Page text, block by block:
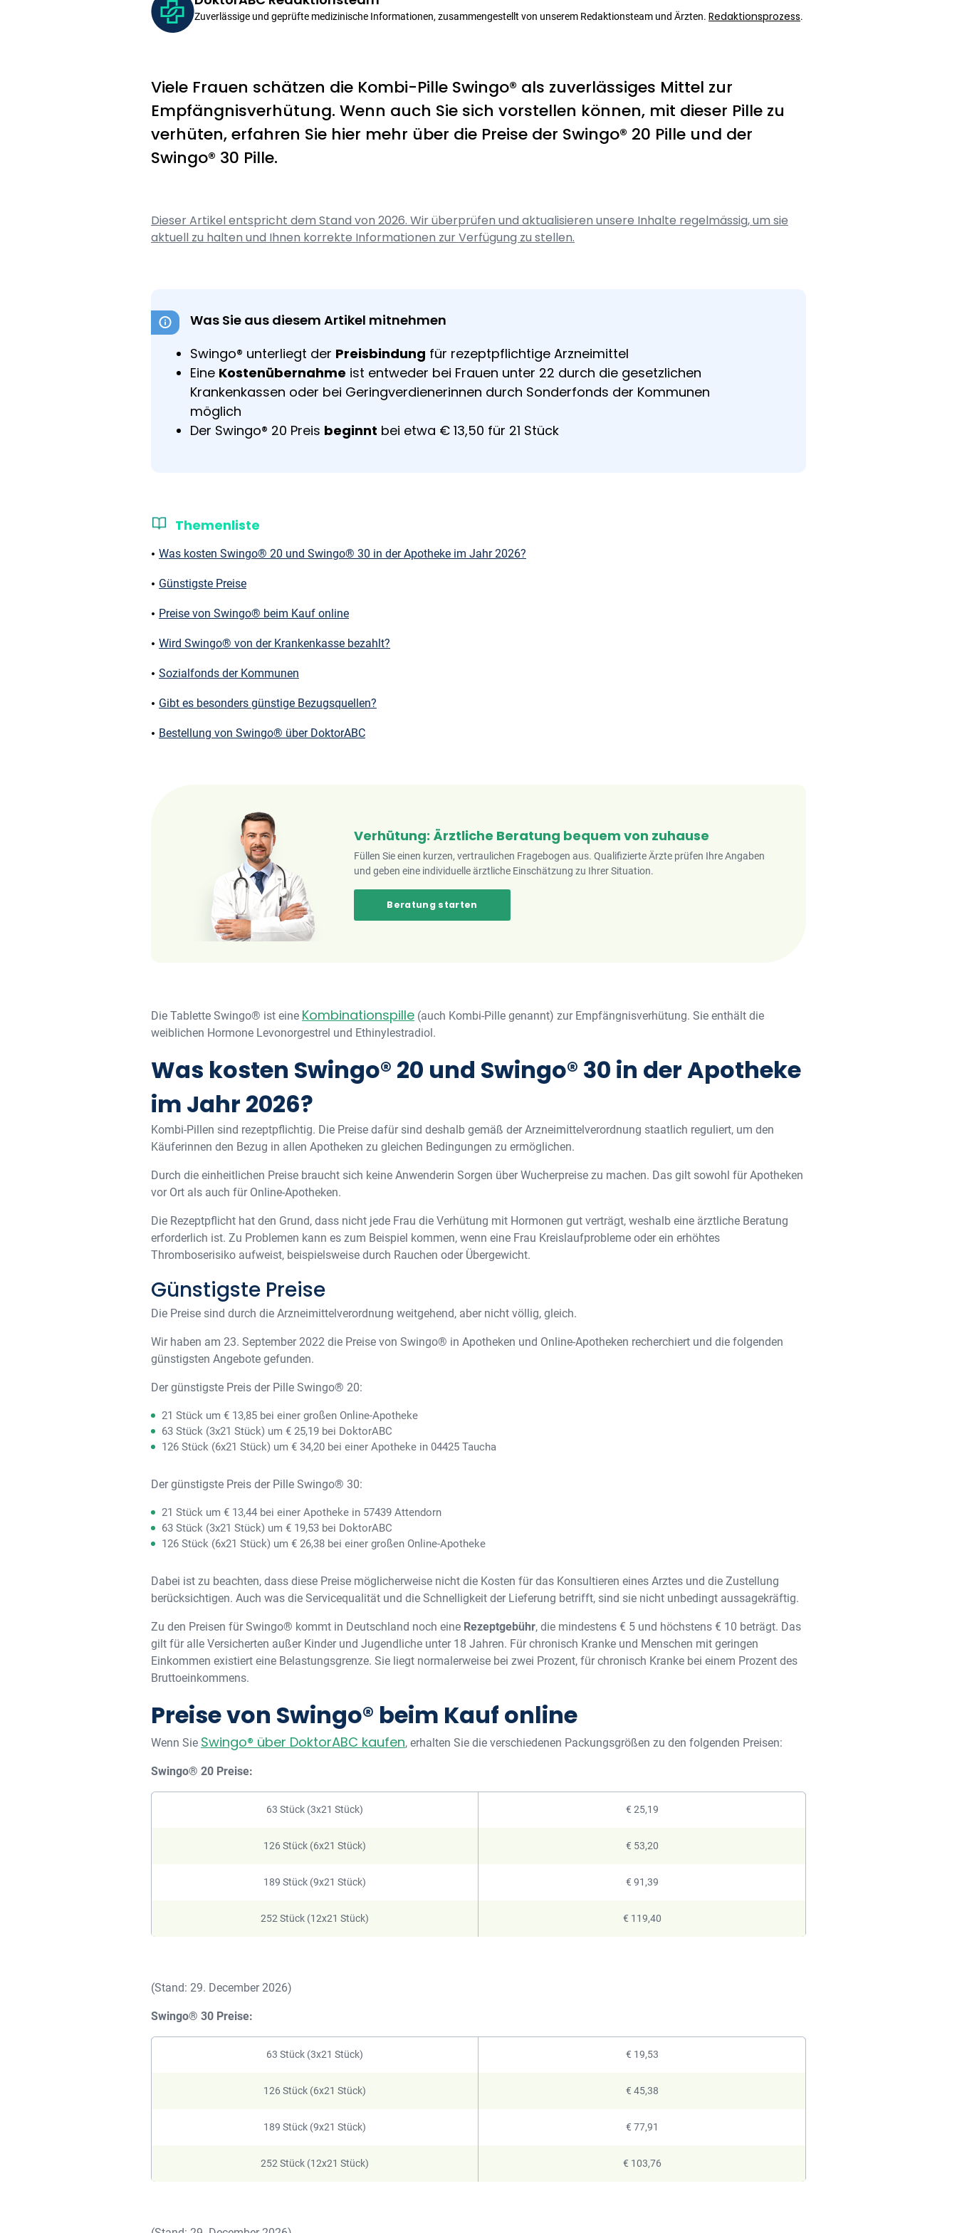
Zuverlässige und geprüfte medizinische Informationen, zusammengestellt von unserem Redaktionsteam und Ärzten. Redaktionsprozess.
Viele Frauen schätzen die Kombi-Pille Swingo® als zuverlässiges Mittel zur
Empfängnisverhütung. Wenn auch Sie sich vorstellen können, mit dieser Pille zu
verhüten, erfahren Sie hier mehr über die Preise der Swingo® 20 Pille und der
Swingo® 30 Pille.
Dieser Artikel entspricht dem Stand von 2026. Wir überprüfen und aktualisieren unsere Inhalte regelmässig, um sie
aktuell zu halten und Ihnen korrekte Informationen zur Verfügung zu stellen.
Was Sie aus diesem Artikel mitnehmen
Swingo® unterliegt der Preisbindung für rezeptpflichtige Arzneimittel
Eine Kostenübernahme ist entweder bei Frauen unter 22 durch die gesetzlichen
Krankenkassen oder bei Geringverdienerinnen durch Sonderfonds der Kommunen
möglich
Der Swingo® 20 Preis beginnt bei etwa € 13,50 für 21 Stück
Themenliste
Was kosten Swingo® 20 und Swingo® 30 in der Apotheke im Jahr 2026?
Günstigste Preise
Preise von Swingo® beim Kauf online
Wird Swingo® von der Krankenkasse bezahlt?
Sozialfonds der Kommunen
Gibt es besonders günstige Bezugsquellen?
Bestellung von Swingo® über DoktorABC
Verhütung: Ärztliche Beratung bequem von zuhause
Füllen Sie einen kurzen, vertraulichen Fragebogen aus. Qualifizierte Ärzte prüfen Ihre Angaben
und geben eine individuelle ärztliche Einschätzung zu Ihrer Situation.
Beratung starten
Die Tablette Swingo® ist eine Kombinationspille (auch Kombi-Pille genannt) zur Empfängnisverhütung. Sie enthält die
weiblichen Hormone Levonorgestrel und Ethinylestradiol.
Was kosten Swingo® 20 und Swingo® 30 in der Apotheke
im Jahr 2026?
Kombi-Pillen sind rezeptpflichtig. Die Preise dafür sind deshalb gemäß der Arzneimittelverordnung staatlich reguliert, um den
Käuferinnen den Bezug in allen Apotheken zu gleichen Bedingungen zu ermöglichen.
Durch die einheitlichen Preise braucht sich keine Anwenderin Sorgen über Wucherpreise zu machen. Das gilt sowohl für Apotheken
vor Ort als auch für Online-Apotheken.
Die Rezeptpflicht hat den Grund, dass nicht jede Frau die Verhütung mit Hormonen gut verträgt, weshalb eine ärztliche Beratung
erforderlich ist. Zu Problemen kann es zum Beispiel kommen, wenn eine Frau Kreislaufprobleme oder ein erhöhtes
Thromboserisiko aufweist, beispielsweise durch Rauchen oder Übergewicht.
Günstigste Preise
Die Preise sind durch die Arzneimittelverordnung weitgehend, aber nicht völlig, gleich.
Wir haben am 23. September 2022 die Preise von Swingo® in Apotheken und Online-Apotheken recherchiert und die folgenden
günstigsten Angebote gefunden.
Der günstigste Preis der Pille Swingo® 20:
21 Stück um € 13,85 bei einer großen Online-Apotheke
63 Stück (3x21 Stück) um € 25,19 bei DoktorABC
126 Stück (6x21 Stück) um € 34,20 bei einer Apotheke in 04425 Taucha
Der günstigste Preis der Pille Swingo® 30:
21 Stück um € 13,44 bei einer Apotheke in 57439 Attendorn
63 Stück (3x21 Stück) um € 19,53 bei DoktorABC
126 Stück (6x21 Stück) um € 26,38 bei einer großen Online-Apotheke
Dabei ist zu beachten, dass diese Preise möglicherweise nicht die Kosten für das Konsultieren eines Arztes und die Zustellung
berücksichtigen. Auch was die Servicequalität und die Schnelligkeit der Lieferung betrifft, sind sie nicht unbedingt aussagekräftig.
Zu den Preisen für Swingo® kommt in Deutschland noch eine Rezeptgebühr, die mindestens € 5 und höchstens € 10 beträgt. Das
gilt für alle Versicherten außer Kinder und Jugendliche unter 18 Jahren. Für chronisch Kranke und Menschen mit geringen
Einkommen existiert eine Belastungsgrenze. Sie liegt normalerweise bei zwei Prozent, für chronisch Kranke bei einem Prozent des
Bruttoeinkommens.
Preise von Swingo® beim Kauf online
Wenn Sie Swingo® über DoktorABC kaufen, erhalten Sie die verschiedenen Packungsgrößen zu den folgenden Preisen:
Swingo® 20 Preise:
63 Stück (3x21 Stück) € 25,19
126 Stück (6x21 Stück) € 53,20
189 Stück (9x21 Stück) € 91,39
252 Stück (12x21 Stück) € 119,40
(Stand: 29. December 2026)
Swingo® 30 Preise:
63 Stück (3x21 Stück) € 19,53
126 Stück (6x21 Stück) € 45,38
189 Stück (9x21 Stück) € 77,91
252 Stück (12x21 Stück) € 103,76